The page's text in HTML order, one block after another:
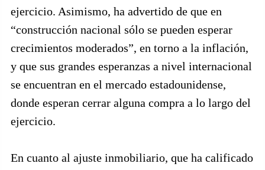
ejercicio. Asimismo, ha advertido de que en
“construcción nacional sólo se pueden esperar
crecimientos moderados”, en torno a la inflación,
y que sus grandes esperanzas a nivel internacional
se encuentran en el mercado estadounidense,
donde esperan cerrar alguna compra a lo largo del
ejercicio.
En cuanto al ajuste inmobiliario, que ha calificado